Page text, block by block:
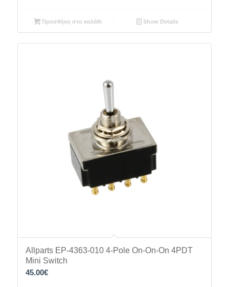
Προσθήκη στο καλάθι Show Details
Allparts EP-4363-010 4-Pole On-On-On 4PDT
Mini Switch
45.00€